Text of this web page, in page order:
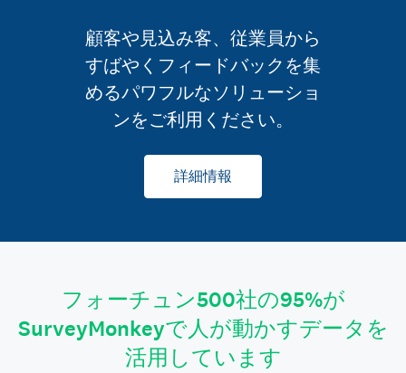
顧客や見込み客、従業員から
すばやくフィードバックを集
めるパワフルなソリューショ
ンをご利用ください。
詳細情報
フォーチュン500社の95%が
SurveyMonkeyで人が動かすデータを
活用しています